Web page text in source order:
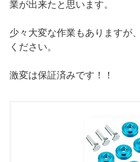
業が出来たと思います。
少々大変な作業もありますが
ください。
激変は保証済みです！！